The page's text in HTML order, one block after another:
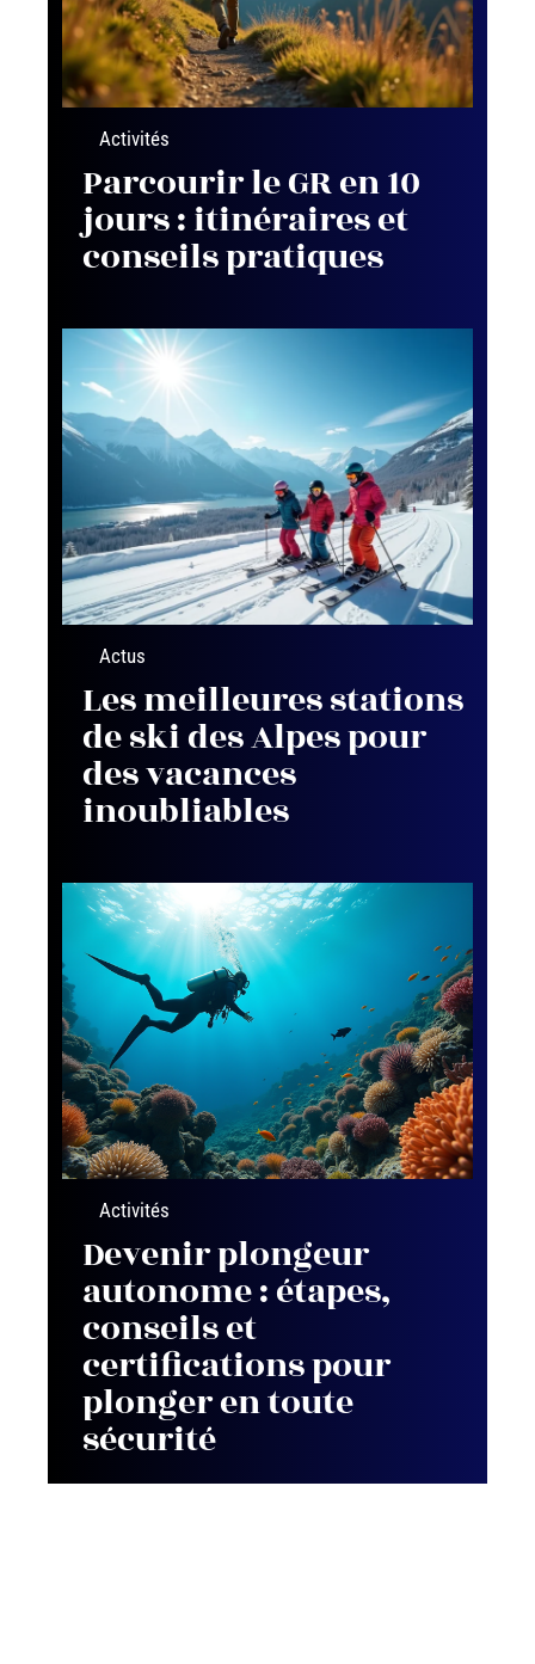
Activités
Parcourir le GR en 10
jours : itinéraires et
conseils pratiques
Actus
Les meilleures stations
de ski des Alpes pour
des vacances
inoubliables
Activités
Devenir plongeur
autonome : étapes,
conseils et
certifications pour
plonger en toute
sécurité